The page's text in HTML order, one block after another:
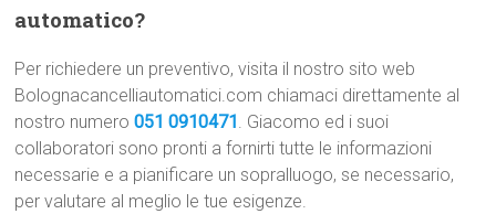
automatico?
Per richiedere un preventivo, visita il nostro sito web
Bolognacancelliautomatici.com chiamaci direttamente al
nostro numero051 0910471 . Giacomo ed i suoi
collaboratori sono pronti a fornirti tutte le informazioni
necessarie e a pianificare un sopralluogo, se necessario,
per valutare al meglio le tue esigenze.